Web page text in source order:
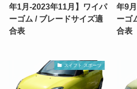
年1月-2023年11月】ワイパ
ーゴム / ブレードサイズ適
合表
年9
ーゴ
合表
スイフト スポーツ